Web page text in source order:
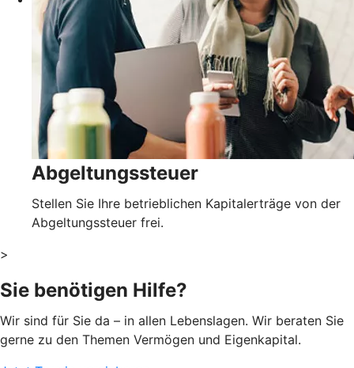
Abgeltungssteuer
Stellen Sie Ihre betrieblichen Kapitalerträge von der
Abgeltungssteuer frei.
>
Sie benötigen Hilfe?
Wir sind für Sie da – in allen Lebenslagen. Wir beraten Sie
gerne zu den Themen Vermögen und Eigenkapital.